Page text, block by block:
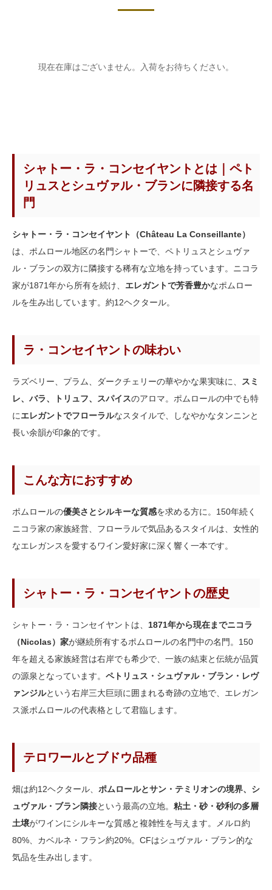
現在在庫はございません。入荷をお待ちください。
シャトー・ラ・コンセイヤントとは｜ペト
リュスとシュヴァル・ブランに隣接する名
門
シャトー・ラ・コンセイヤント（Château La Conseillante）
は、ポムロール地区の名門シャトーで、ペトリュスとシュヴァ
ル・ブランの双方に隣接する稀有な立地を持っています。ニコラ
家が1871年から所有を続け、 エレガントで芳香豊かなポムロー
ルを生み出しています。約12ヘクタール。
ラ・コンセイヤントの味わい
ラズベリー、プラム、ダークチェリーの華やかな果実味に、
スミ
レ、バラ、トリュフ、スパイスのアロマ。ポムロールの中でも特
にエレガントでフローラルなスタイルで、しなやかなタンニンと
長い余韻が印象的です。
こんな方におすすめ
ポムロールの優美さとシルキーな質感を求める方に。150年続く
ニコラ家の家族経営、フローラルで気品あるスタイルは、女性的
なエレガンスを愛するワイン愛好家に深く響く一本です。
シャトー・ラ・コンセイヤントの歴史
シャトー・ラ・コンセイヤントは、 1871年から現在までニコラ
（Nicolas）家が継続所有するポムロールの名門中の名門。150
年を超える家族経営は右岸でも希少で、一族の結束と伝統が品質
の源泉となっています。 ペトリュス・シュヴァル・ブラン・レヴ
ァンジルという右岸三大巨頭に囲まれる奇跡の立地で、エレガン
ス派ポムロールの代表格として君臨します。
テロワールとブドウ品種
畑は約12ヘクタール、 ポムロールとサン・テミリオンの境界、シ
ュヴァル・ブラン隣接という最高の立地。 粘土・砂・砂利の多層
土壌がワインにシルキーな質感と複雑性を与えます。メルロ約
80%、カベルネ・フラン約20%。CFはシュヴァル・ブラン的な
気品を生み出します。